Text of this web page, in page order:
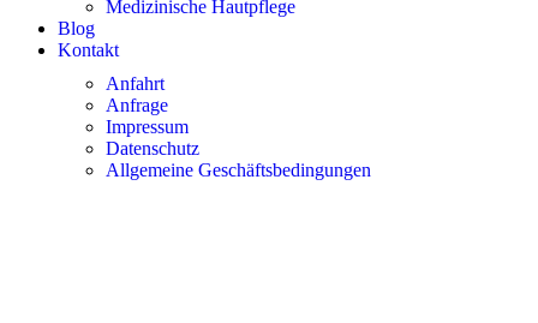
Medizinische Hautpflege
Blog
Kontakt
Anfahrt
Anfrage
Impressum
Datenschutz
Allgemeine Geschäftsbedingungen